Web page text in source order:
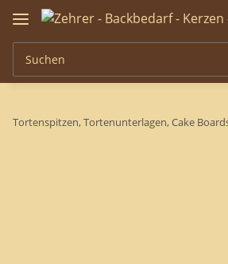
Tortenspitzen, Tortenunterlagen, Cake